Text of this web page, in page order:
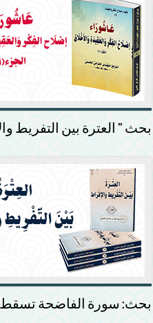
بحث ” العترة بين التفريط
بحث: سورة الفاضحة تسقط